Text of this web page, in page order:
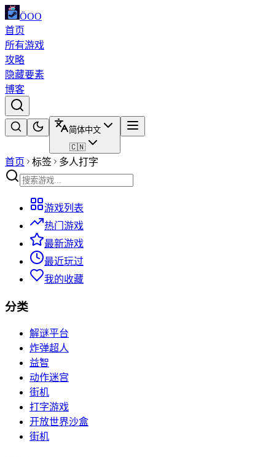
ÖOO
首页
所有游戏
攻略
隐藏要素
博客
简体中文
🇨🇳
首页 标签 多人打字
游戏列表
热门游戏
最新游戏
最近玩过
我的收藏
分类
解谜平台
炸弹超人
益智
动作迷宫
街机
打字游戏
开放世界沙盒
街机